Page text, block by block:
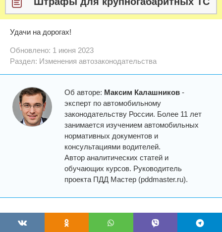
Удачи на дорогах!
Обновлено: 1 июня 2023
Раздел: Изменения автозаконодательства
Об авторе: Максим Калашников -
эксперт по автомобильному
законодательству России. Более 11 лет
занимается изучением автомобильных
нормативных документов и
консультациями водителей.
Автор аналитических статей и
обучающих курсов. Руководитель
проекта ПДД Мастер (pddmaster.ru).